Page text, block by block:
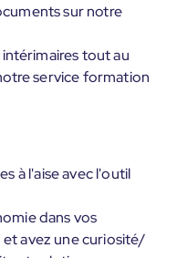
sur notre
tout au
service formation
à l'aise avec l'outil
dans vos
avez une curiosité/